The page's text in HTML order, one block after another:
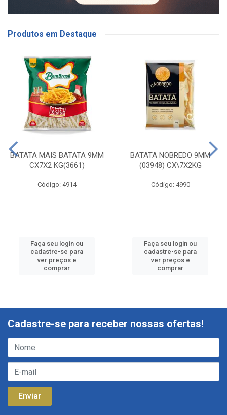
Produtos em Destaque
BATATA MAIS BATATA 9MM
CX7X2 KG(3661)
Código: 4914
Faça seu login ou
cadastre-se para
ver preços e
comprar
BATATA NOBREDO 9MM
(03948) CX\7X2KG
Código: 4990
Faça seu login ou
cadastre-se para
ver preços e
comprar
Cadastre-se para receber nossas ofertas!